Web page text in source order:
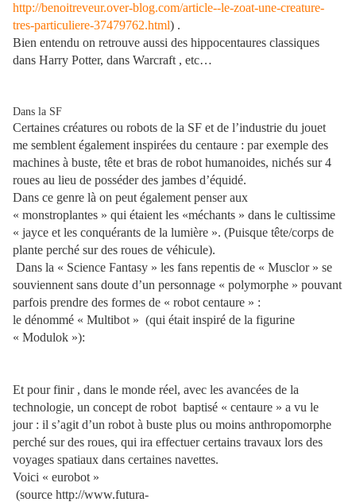
http://benoitreveur.over-blog.com/article--le-zoat-une-creature-
tres-particuliere-37479762.html) .
Bien entendu on retrouve aussi des hippocentaures classiques
dans Harry Potter, dans Warcraft , etc…
Dans la SF
Certaines créatures ou robots de la SF et de l’industrie du jouet
me semblent également inspirées du centaure : par exemple des
machines à buste, tête et bras de robot humanoides, nichés sur 4
roues au lieu de posséder des jambes d’équidé.
Dans ce genre là on peut également penser aux
« monstroplantes » qui étaient les «méchants » dans le cultissime
« jayce et les conquérants de la lumière ». (Puisque tête/corps de
plante perché sur des roues de véhicule).
Dans la « Science Fantasy » les fans repentis de « Musclor » se
souviennent sans doute d’un personnage « polymorphe » pouvant
parfois prendre des formes de « robot centaure » :
le dénommé « Multibot » (qui était inspiré de la figurine
« Modulok »):
Et pour finir , dans le monde réel, avec les avancées de la
technologie, un concept de robot baptisé « centaure » a vu le
jour : il s’agit d’un robot à buste plus ou moins anthropomorphe
perché sur des roues, qui ira effectuer certains travaux lors des
voyages spatiaux dans certaines navettes.
Voici « eurobot »
(source http://www.futura-